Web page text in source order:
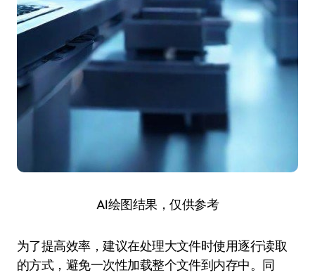
AI绘图结果，仅供参考
为了提高效率，建议在处理大文件时使用逐行读取
的方式，避免一次性加载整个文件到内存中。同